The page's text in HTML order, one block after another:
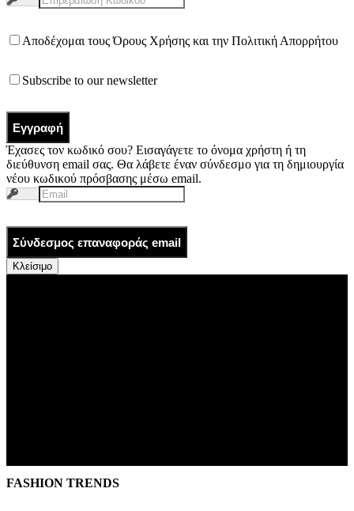
Αποδέχομαι τουςΌρους Χρήσης και την Πολιτική Απορρήτου
Subscribe to our newsletter
Εγγραφή
Έχασες τον κωδικό σου? Εισαγάγετε το όνομα χρήστη ή τη
διεύθυνση email σας. Θα λάβετε έναν σύνδεσμο για τη δημιουργία
νέου κωδικού πρόσβασης μέσω email.
Σύνδεσμος επαναφοράς email
Κλείσιμο
FASHION TRENDS